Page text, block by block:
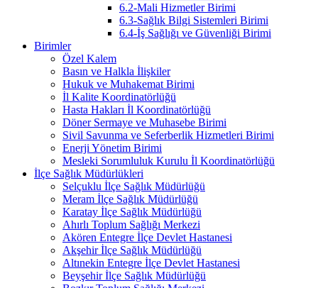
6.2-Mali Hizmetler Birimi
6.3-Sağlık Bilgi Sistemleri Birimi
6.4-İş Sağlığı ve Güvenliği Birimi
Birimler
Özel Kalem
Basın ve Halkla İlişkiler
Hukuk ve Muhakemat Birimi
İl Kalite Koordinatörlüğü
Hasta Hakları İl Koordinatörlüğü
Döner Sermaye ve Muhasebe Birimi
Sivil Savunma ve Seferberlik Hizmetleri Birimi
Enerji Yönetim Birimi
Mesleki Sorumluluk Kurulu İl Koordinatörlüğü
İlçe Sağlık Müdürlükleri
Selçuklu İlçe Sağlık Müdürlüğü
Meram İlçe Sağlık Müdürlüğü
Karatay İlçe Sağlık Müdürlüğü
Ahırlı Toplum Sağlığı Merkezi
Akören Entegre İlçe Devlet Hastanesi
Akşehir İlçe Sağlık Müdürlüğü
Altınekin Entegre İlçe Devlet Hastanesi
Beyşehir İlçe Sağlık Müdürlüğü